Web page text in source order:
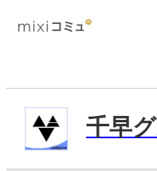
千早